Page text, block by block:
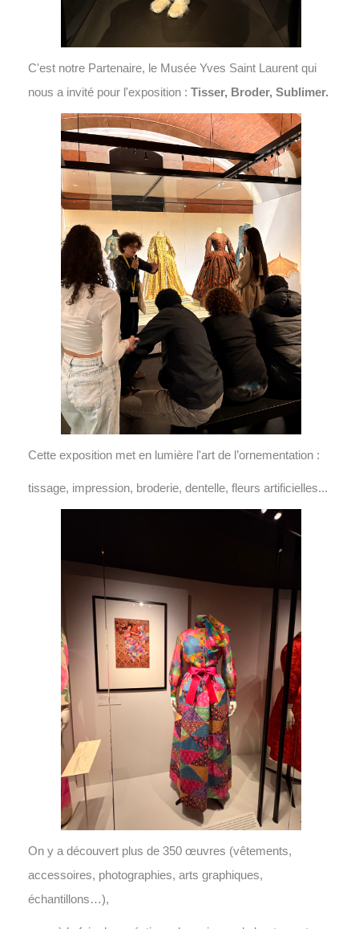
C'est notre Partenaire, le Musée Yves Saint Laurent qui
nous a invité pour l'exposition : Tisser, Broder, Sublimer.
Cette exposition met en lumière l'art de l’ornementation :
tissage, impression, broderie, dentelle, fleurs artificielles...
On y a découvert plus de 350 œuvres (vêtements,
accessoires, photographies, arts graphiques,
échantillons…),